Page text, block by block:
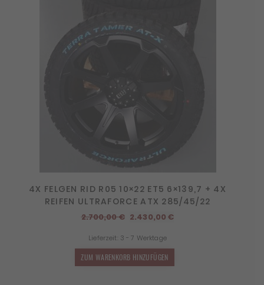
4X FELGEN RID R05 10×22 ET5 6×139,7 + 4X
REIFEN ULTRAFORCE ATX 285/45/22
2.700,00€ Ursprünglicher
war:
2.700,00 €
2.430,00€Aktueller
Lieferzeit: 3 - 7 Werktage
ZUM WARENKORB HINZUFÜGEN